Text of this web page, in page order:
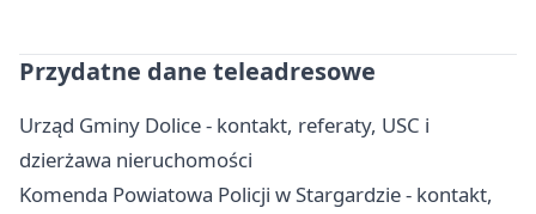
Przydatne dane teleadresowe
Urząd Gminy Dolice - kontakt, referaty, USC i
dzierżawa nieruchomości
Komenda Powiatowa Policji w Stargardzie - kontakt,